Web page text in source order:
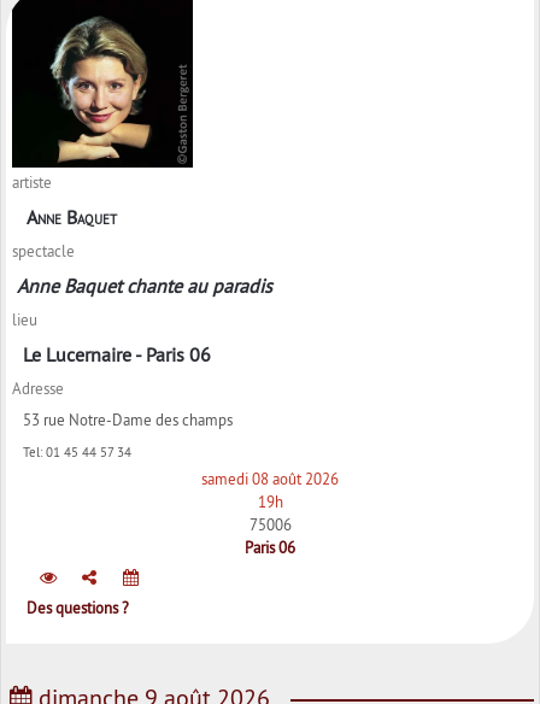
artiste
Anne Baquet
spectacle
Anne Baquet chante au paradis
lieu
Le Lucernaire - Paris 06
Adresse
53 rue Notre-Dame des champs
Tel: 01 45 44 57 34
samedi 08 août 2026
19h
75006
Paris 06
Des questions ?
dimanche 9 août 2026